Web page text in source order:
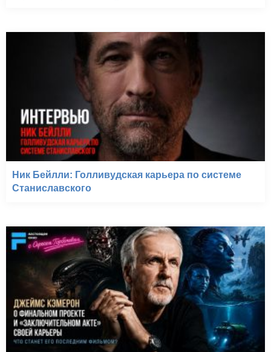
Ник Бейлли: Голливудская карьера по системе
Станиславского